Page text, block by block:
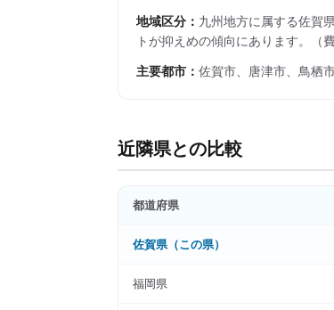
地域区分： 九州地方に属する佐賀
トが抑えめの傾向にあります。
（
主要都市： 佐賀市、唐津市、鳥栖
近隣県との比較
都道府県
佐賀県（この県）
福岡県